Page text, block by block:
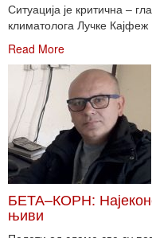
Ситуација је критична –
климатолога Лучке Кајфеж
Read More
БЕТА–КОРН:
њиви